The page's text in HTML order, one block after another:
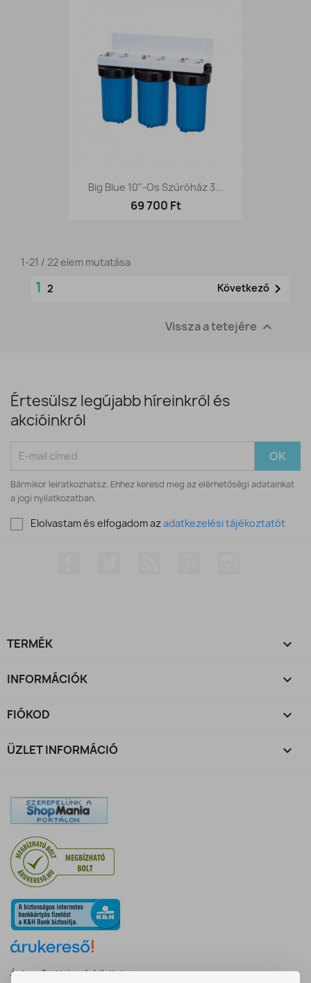
Big Blue 10"-Os Szűrőház 3...
69 700 Ft
1-21 / 22 elem mutatása
1 2 Következő 
Vissza a tetejére 
Értesülsz legújabb híreinkről és
akcióinkról
Bármikor leiratkozhatsz. Ehhez keresd meg az elérhetőségi adatainkat
a jogi nyilatkozatban.
Elolvastam és elfogadom azadatkezelési tájékoztatót
TERMÉK 
INFORMÁCIÓK 
FIÓKOD 
ÜZLET INFORMÁCIÓ keyboard_arrow_down
Árukereső, a hiteles vásárlási kalauz